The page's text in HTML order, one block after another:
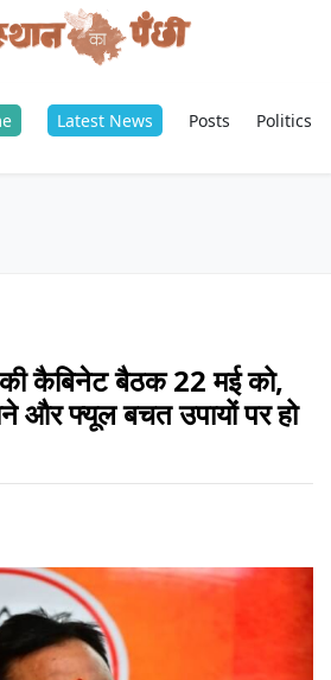
Latest News Posts Politics
कैबिनेट बैठक 22 मई को,
और फ्यूल बचत उपायों पर हो